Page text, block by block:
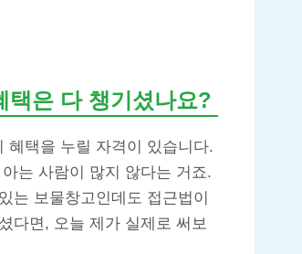
택은 다 챙기셨나요?
혜택을 누릴 자격이 있습니다.
는 사람이 많지 않다는 거죠.
는 보물창고인데도 접근법이
다면, 오늘 제가 실제로 써보